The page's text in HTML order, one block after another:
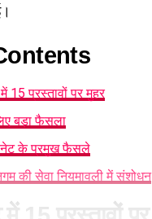
15 प्रस्तावों पर मुहर
बड़ा फैसला
के प्रमुख फैसले
की सेवा नियमावली में संशोधन